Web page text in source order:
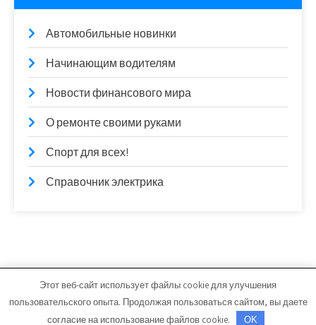
Автомобильные новинки
Начинающим водителям
Новости финансового мира
О ремонте своими руками
Спорт для всех!
Справочник электрика
arsmoto.ru - Работает на WordPress
Тема от Grace Themes
Этот веб-сайт использует файлы cookie для улучшения
пользовательского опыта. Продолжая пользоваться сайтом, вы даете
согласие на использование файлов cookie.
OK